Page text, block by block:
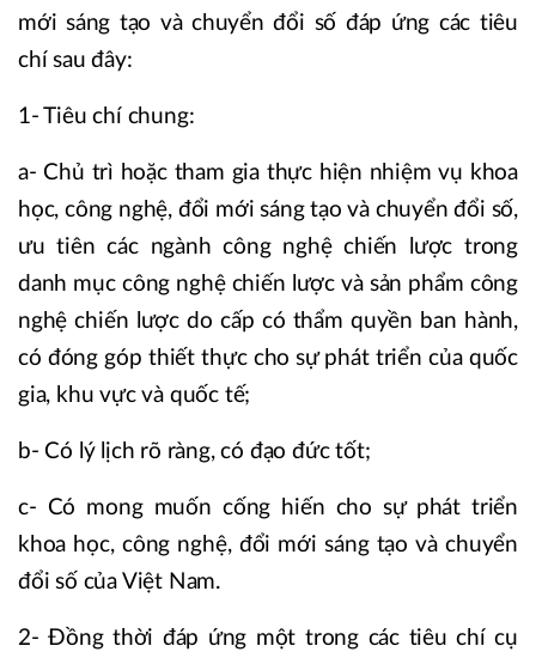
mới sáng tạo và chuyển đổi số đáp ứng các tiêu
chí sau đây:
1- Tiêu chí chung:
a- Chủ trì hoặc tham gia thực hiện nhiệm vụ khoa
học, công nghệ, đổi mới sáng tạo và chuyển đổi số,
ưu tiên các ngành công nghệ chiến lược trong
danh mục công nghệ chiến lược và sản phẩm công
nghệ chiến lược do cấp có thẩm quyền ban hành,
có đóng góp thiết thực cho sự phát triển của quốc
gia, khu vực và quốc tế;
b- Có lý lịch rõ ràng, có đạo đức tốt;
c- Có mong muốn cống hiến cho sự phát triển
khoa học, công nghệ, đổi mới sáng tạo và chuyển
đổi số của Việt Nam.
2- Đồng thời đáp ứng một trong các tiêu chí cụ